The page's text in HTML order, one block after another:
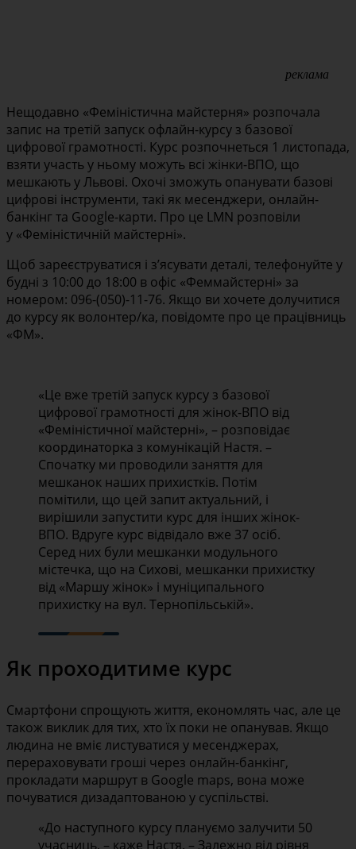
реклама
Нещодавно «Феміністична майстерня» розпочала
запис на третій запуск офлайн-курсу з базової
цифрової грамотності. Курс розпочнеться 1 листопада,
взяти участь у ньому можуть всі жінки-ВПО, що
мешкають у Львові. Охочі зможуть опанувати базові
цифрові інструменти, такі як месенджери, онлайн-
банкінг та Google-карти. Про це LMN розповіли
у «Феміністичній майстерні».
Щоб зареєструватися і з’ясувати деталі, телефонуйте у
будні з 10:00 до 18:00 в офіс «Феммайстерні» за
номером: 096-(050)-11-76. Якщо ви хочете долучитися
до курсу як волонтер/ка, повідомте про це працівниць
«ФМ».
«Це вже третій запуск курсу з базової
цифрової грамотності для жінок-ВПО від
«Феміністичної майстерні», – розповідає
координаторка з комунікацій Настя. –
Спочатку ми проводили заняття для
мешканок наших прихистків. Потім
помітили, що цей запит актуальний, і
вирішили запустити курс для інших жінок-
ВПО. Вдруге курс відвідало вже 37 осіб.
Серед них були мешканки модульного
містечка, що на Сихові, мешканки прихистку
від «Маршу жінок» і муніципального
прихистку на вул. Тернопільській».
Як проходитиме курс
Смартфони спрощують життя, економлять час, але це
також виклик для тих, хто їх поки не опанував. Якщо
людина не вміє листуватися у месенджерах,
перераховувати гроші через онлайн-банкінг,
прокладати маршрут в Google maps, вона може
почуватися дизадаптованою у суспільстві.
«До наступного курсу плануємо залучити 50
учасниць, – каже Настя. – Залежно від рівня